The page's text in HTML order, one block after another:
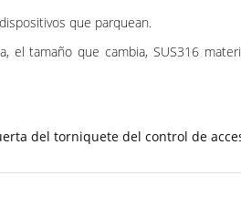
que parquean.
tamaño que cambia, SUS316
del torniquete del control de